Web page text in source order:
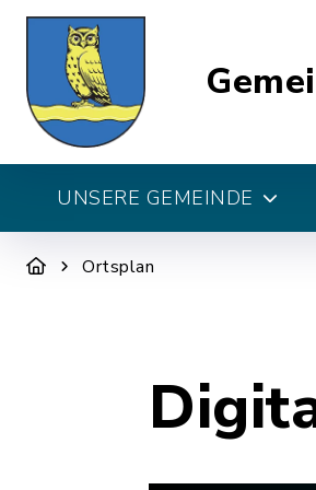
UNSERE GEMEINDE
Ortsplan